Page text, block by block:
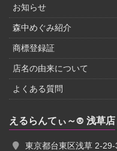
お知らせ
森中めぐみ紹介
商標登録証
店名の由来について
よくある質問
えるらんてぃ～® 浅草店
東京都台東区浅草 2-29-